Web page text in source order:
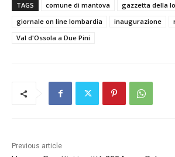
TAGS comune di mantova
gazzetta della
giornale on line lombardia
inaugurazione
Val d'Ossola a Due Pini
Previous article